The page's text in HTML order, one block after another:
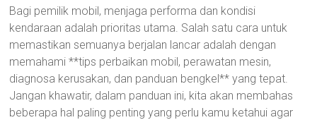
Bagi pemilik mobil, menjaga performa dan kondisi
kendaraan adalah prioritas utama. Salah satu cara untuk
memastikan semuanya berjalan lancar adalah dengan
memahami **tips perbaikan mobil, perawatan mesin,
diagnosa kerusakan, dan panduan bengkel** yang tepat.
Jangan khawatir, dalam panduan ini, kita akan membahas
beberapa hal paling penting yang perlu kamu ketahui agar